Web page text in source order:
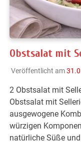
Obstsalat mit
Veröffentlicht am
2 Obstsalat mit
Obstsalat mit
ausgewogene
würzigen
natürliche Süße